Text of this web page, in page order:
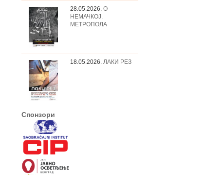
28.05.2026. О
НЕМАЧКОЈ.
МЕТРОПОЛА
18.05.2026. ЛАКИ РЕЗ
Спонзори